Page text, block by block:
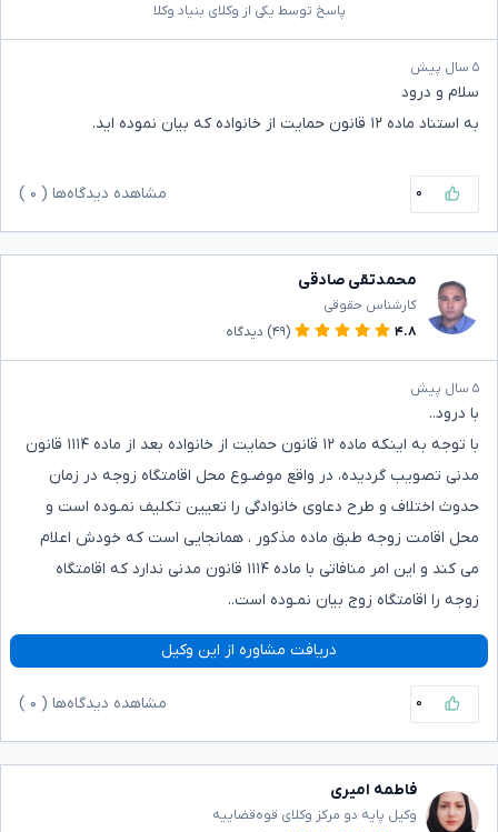
پاسخ توسط یکی از وکلای بنیاد وکلا
۵ سال پیش
سلام و درود
به استناد ماده ۱۲ قانون حمایت از خانواده که بیان نموده اید.
۰ مشاهده دیدگاه‌ها ( ۰
محمدتقی صادقی
کارشناس حقوقی
۴.۸
(۴۹) دیدگاه
۵ سال پیش
با درود..
با توجه به اینکه ماده ۱۲ قانون حمایت از خانواده بعد از ماده ۱۱۱۴ قانون
مدنی تصویب گردیده، در واقع موضـوع محل اقامتگاه زوجه در زمان
حدوث اختلاف و طرح دعاوی خانوادگی را تعیین تکلیف نمـوده است و
محل اقامت زوجه طبق ماده مذکور ، همانجایی است که خودش اعلام
می کند و این امر منافاتی با ماده ۱۱۱۴ قانون مدنی ندارد که اقامتگاه
زوجه را اقامتگاه زوج بیان نمـوده است..
دریافت مشاوره از این وکیل
۰ مشاهده دیدگاه‌ها ( ۰
فاطمه امیری
وکیل پایه دو مرکز وکلای قوه‌قضاییه